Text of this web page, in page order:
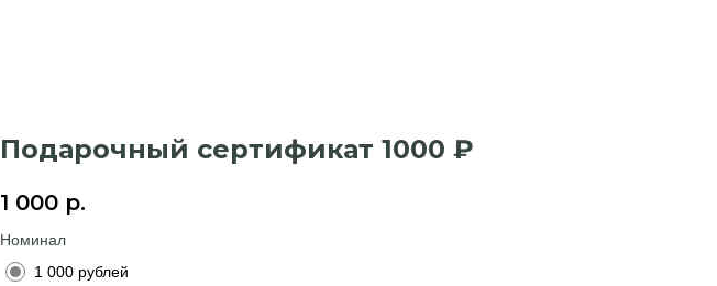
Подарочный сертификат 1000 ₽
1 000 р.
Номинал
1 000 рублей